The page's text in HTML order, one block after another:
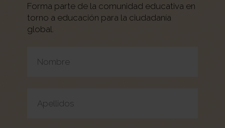
Forma parte de la comunidad educativa en
torno a educación para la ciudadanía
global.